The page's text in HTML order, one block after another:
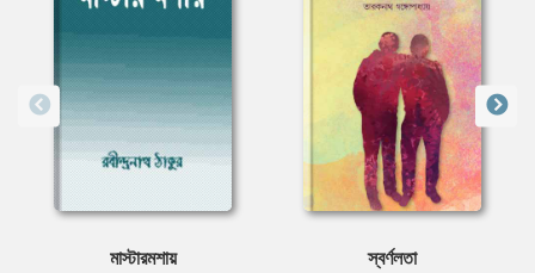
মাস্টারমশায় স্বর্ণলতা